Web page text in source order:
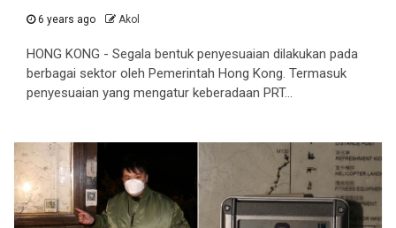
6 years ago Akol
HONG KONG - Segala bentuk penyesuaian dilakukan pada
berbagai sektor oleh Pemerintah Hong Kong. Termasuk
penyesuaian yang mengatur keberadaan PRT...